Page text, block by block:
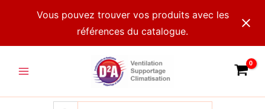
Vous pouvez trouver vos produits avec les
références du catalogue.
Menu